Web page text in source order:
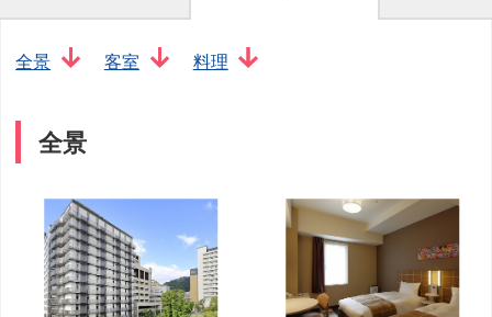
全景 客室 料理
全景